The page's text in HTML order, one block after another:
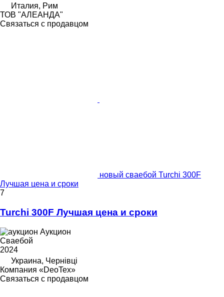
Италия, Рим
ТОВ "АЛЕАНДА"
Связаться с продавцом
новый сваебой Turchi 300F
Лучшая цена и сроки
7
Turchi 300F Лучшая цена и сроки
Аукцион
Сваебой
2024
Украина, Чернівці
Компания «DeoTex»
Связаться с продавцом